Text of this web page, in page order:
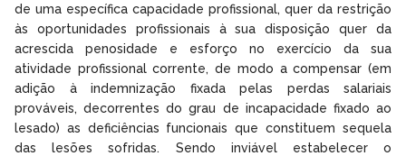
de uma específica capacidade profissional, quer da restrição
às oportunidades profissionais à sua disposição quer da
acrescida penosidade e esforço no exercício da sua
atividade profissional corrente, de modo a compensar (em
adição à indemnização fixada pelas perdas salariais
prováveis, decorrentes do grau de incapacidade fixado ao
lesado) as deficiências funcionais que constituem sequela
das lesões sofridas. Sendo inviável estabelecer o